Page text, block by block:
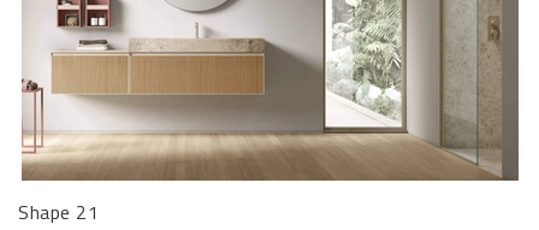
Shape 21